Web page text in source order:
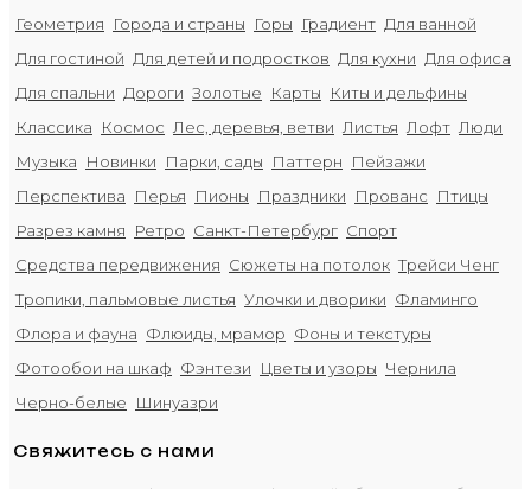
Геометрия
Города и страны Горы Градиент Для ванной
Для гостиной Для детей и подростков Для кухни Для офиса
Для спальни Дороги Золотые Карты
Киты и дельфины
Классика
Космос Лес, деревья, ветви Листья Лофт Люди
Музыка
Новинки Парки, сады Паттерн
Пейзажи
Перспектива
Перья Пионы Праздники Прованс
Птицы
Разрез камня
Ретро Санкт-Петербург Спорт
Средства передвижения Сюжеты на потолок Трейси Ченг
Тропики, пальмовые листья Улочки и дворики Фламинго
Флора и фауна Флюиды, мрамор Фоны и текстуры
Фотообои на шкаф Фэнтези Цветы и узоры Чернила
Черно-белые
Шинуазри
Свяжитесь с нами